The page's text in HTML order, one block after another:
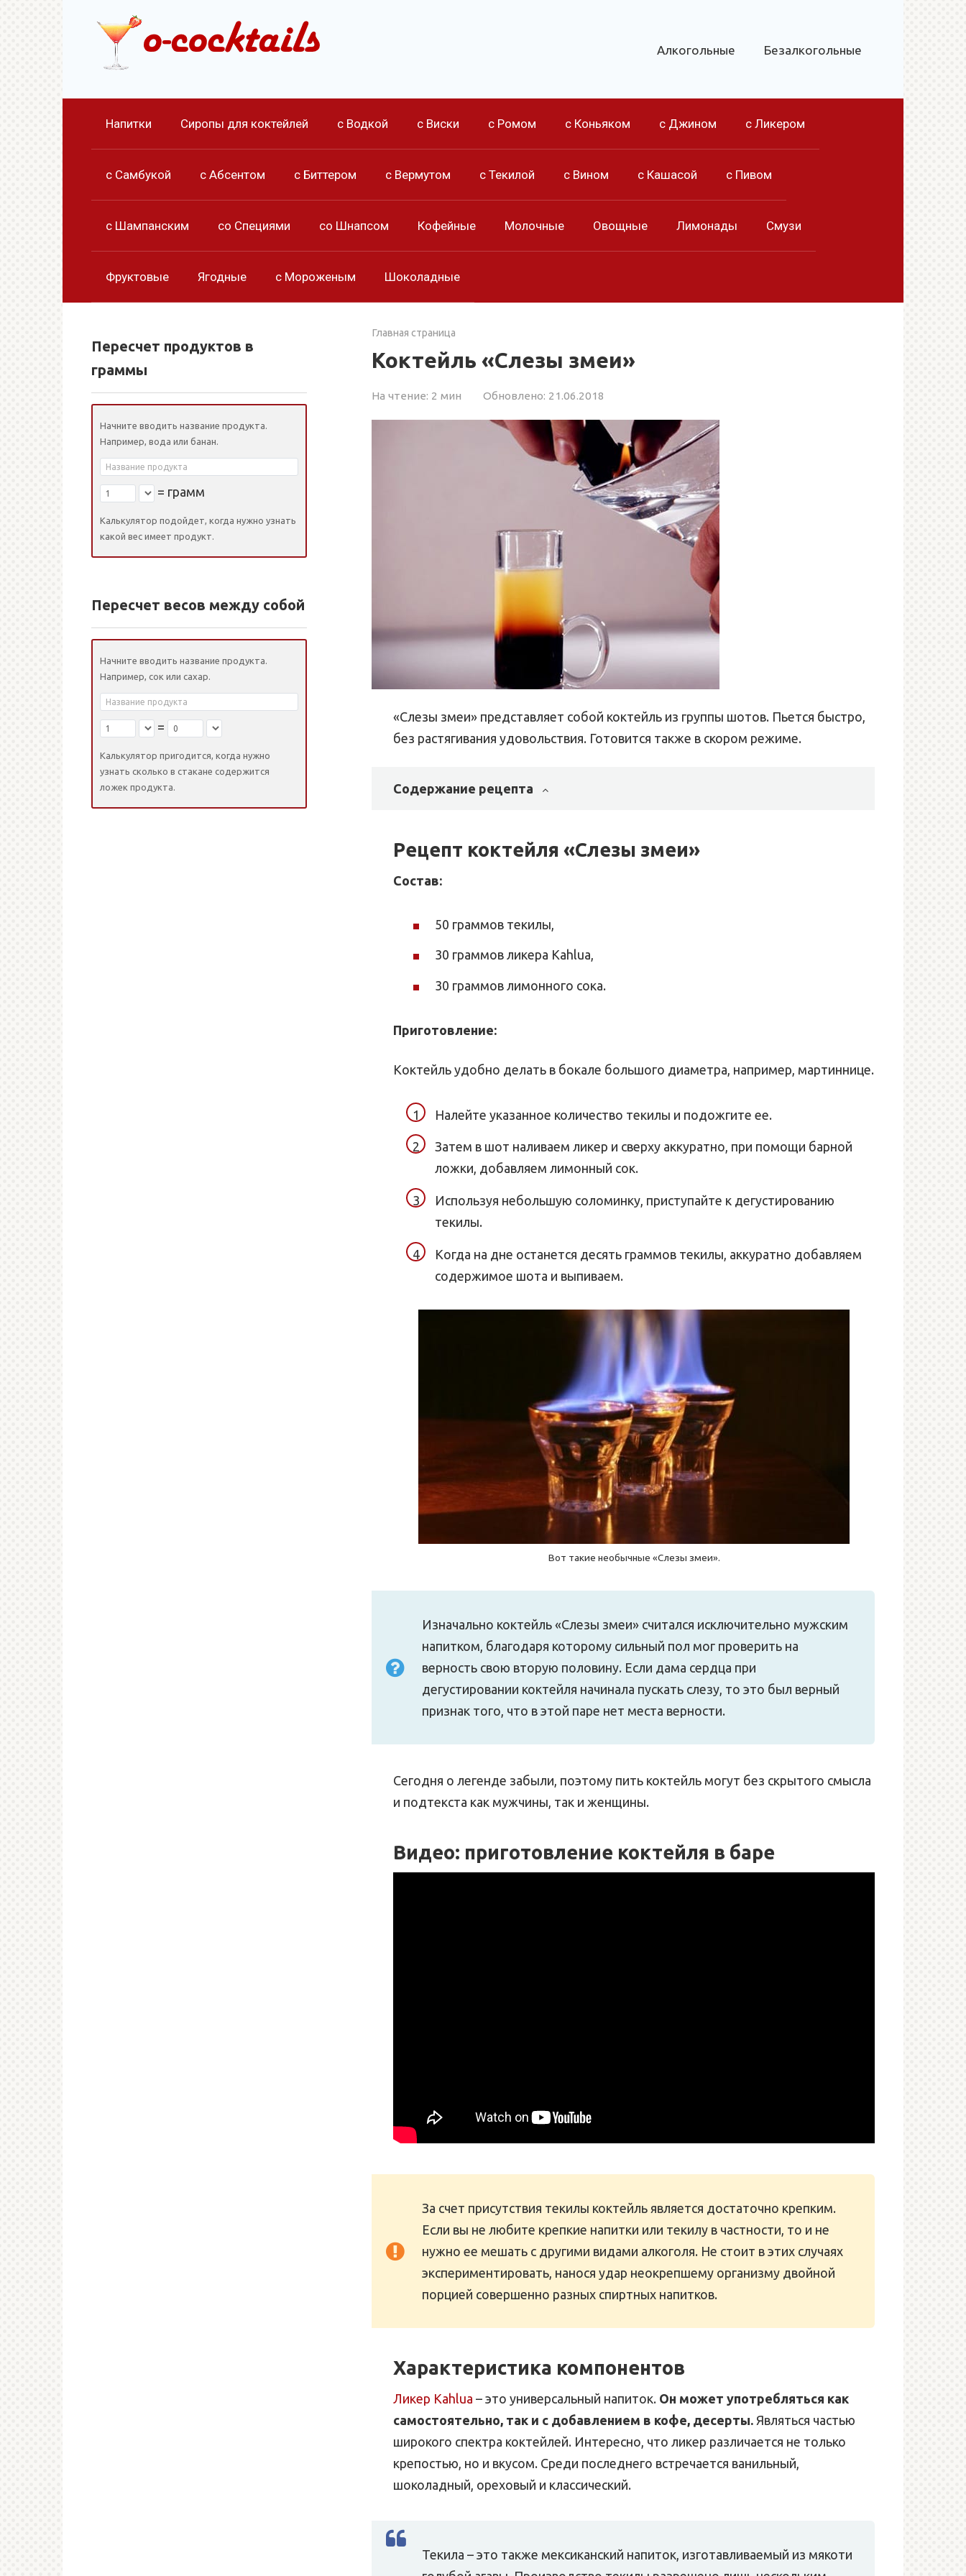
Алкогольные Безалкогольные
Напитки Сиропы для коктейлей с Водкой с Виски с Ромом с Коньяком с Джином с Ликером
с Самбукой с Абсентом с Биттером с Вермутом с Текилой с Вином с Кашасой с Пивом
с Шампанским со Специями со Шнапсом Кофейные Молочные Овощные Лимонады Смузи
Фруктовые Ягодные с Мороженым Шоколадные
Главная страница
Коктейль «Слезы змеи»
На чтение: 2 мин Обновлено: 21.06.2018
«Слезы змеи» представляет собой коктейль из группы шотов. Пьется быстро,
без растягивания удовольствия. Готовится также в скором режиме.
Содержание рецепта
Рецепт коктейля «Слезы змеи»
Состав:
50 граммов текилы,
30 граммов ликера Kahlua,
30 граммов лимонного сока.
Приготовление:
Коктейль удобно делать в бокале большого диаметра, например, мартиннице.
Налейте указанное количество текилы и подожгите ее.
Затем в шот наливаем ликер и сверху аккуратно, при помощи барной
ложки, добавляем лимонный сок.
Используя небольшую соломинку, приступайте к дегустированию
текилы.
Когда на дне останется десять граммов текилы, аккуратно добавляем
содержимое шота и выпиваем.
Вот такие необычные «Слезы змеи».
Изначально коктейль «Слезы змеи» считался исключительно мужским
напитком, благодаря которому сильный пол мог проверить на
верность свою вторую половину. Если дама сердца при
дегустировании коктейля начинала пускать слезу, то это был верный
признак того, что в этой паре нет места верности.
Сегодня о легенде забыли, поэтому пить коктейль могут без скрытого смысла
и подтекста как мужчины, так и женщины.
Видео: приготовление коктейля в баре
За счет присутствия текилы коктейль является достаточно крепким.
Если вы не любите крепкие напитки или текилу в частности, то и не
нужно ее мешать с другими видами алкоголя. Не стоит в этих случаях
экспериментировать, нанося удар неокрепшему организму двойной
порцией совершенно разных спиртных напитков.
Характеристика компонентов
Ликер Kahlua – это универсальный напиток. Он может употребляться как
самостоятельно, так и с добавлением в кофе, десерты. Являться частью
широкого спектра коктейлей. Интересно, что ликер различается не только
крепостью, но и вкусом. Среди последнего встречается ванильный,
шоколадный, ореховый и классический.
Текила – это также мексиканский напиток, изготавливаемый из мякоти
Пересчет продуктов в
граммы
Начните вводить название продукта.
Например, вода или банан.
= грамм
Калькулятор подойдет, когда нужно узнать
какой вес имеет продукт.
Пересчет весов между собой
Начните вводить название продукта.
Например, сок или сахар.
=
Калькулятор пригодится, когда нужно
узнать сколько в стакане содержится
ложек продукта.